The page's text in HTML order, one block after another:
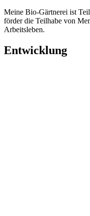
Meine Bio-Gärtnerei ist
förder die Teilhabe von
Arbeitsleben.
Entwicklung